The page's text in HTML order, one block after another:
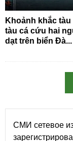
Khoảnh khắc
tàu cá cứu hai
dạt trên biển Đà...
СМИ сетевое